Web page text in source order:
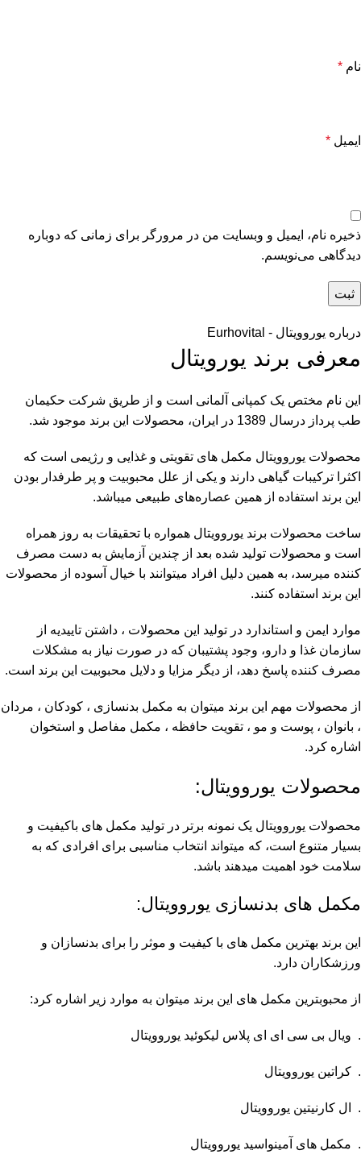
نام *
ایمیل *
ذخیره نام، ایمیل و وبسایت من در مرورگر برای زمانی که دوباره
دیدگاهی می‌نویسم.
درباره یوروویتال - Eurhovital
معرفی برند یورویتال
این نام مختص یک کمپانی آلمانی است و از طریق شرکت حکیمان
طب پرداز درسال 1389 در ایران، محصولات این برند موجود شد.
محصولات یوروویتال مکمل های تقویتی و غذایی و رژیمی است که
اکثرا ترکیبات گیاهی دارند و یکی از علل محبوبیت و پر طرفدار بودن
این برند استفاده از همین عصاره‌های طبیعی میباشد.
ساخت محصولات برند یوروویتال همواره با تحقیقات به روز همراه
است و محصولات تولید شده بعد از چندین آزمایش به دست مصرف
کننده میرسد، به همین دلیل افراد میتوانند با خیال آسوده از محصولات
این برند استفاده کنند.
موارد ایمن و استاندارد در تولید این محصولات ، داشتن تاییدیه از
سازمان غذا و دارو، وجود پشتیبان که در صورت نیاز به مشکلات
مصرف کننده پاسخ دهد، از دیگر مزایا و دلایل محبوبیت این برند است.
از محصولات مهم این برند میتوان به مکمل بدنسازی ، کودکان ، مردان
، بانوان ، پوست و مو ، تقویت حافظه ، مکمل مفاصل و استخوان
اشاره کرد.
محصولات یوروویتال:
محصولات یوروویتال یک نمونه برتر در تولید مکمل های باکیفیت و
بسیار متنوع است، که میتواند انتخاب مناسبی برای افرادی که به
سلامت خود اهمیت میدهند باشد.
مکمل های بدنسازی یوروویتال:
این برند بهترین مکمل های با کیفیت و موثر را برای بدنسازان و
ورزشکاران دارد.
از محبوبترین مکمل های این برند میتوان به موارد زیر اشاره کرد:
. ویال بی سی ای ای پلاس لیکوئید یوروویتال
. کراتین یوروویتال
. ال کارنیتین یوروویتال
. مکمل های آمینواسید یوروویتال